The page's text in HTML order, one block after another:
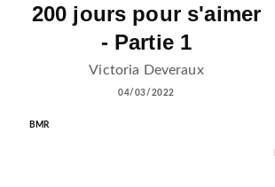
200 jours pour s'aimer
- Partie 1
Victoria Deveraux
04/03/2022
BMR